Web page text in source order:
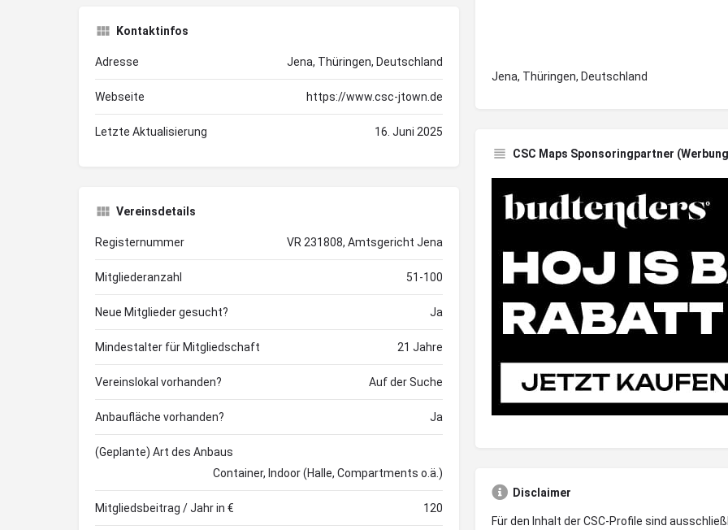
Kontaktinfos
Adresse Jena, Thüringen, Deutschland
Webseite https://www.csc-jtown.de
Letzte Aktualisierung 16. Juni 2025
Vereinsdetails
Registernummer VR 231808, Amtsgericht Jena
Mitgliederanzahl 51-100
Neue Mitglieder gesucht? Ja
Mindestalter für Mitgliedschaft 21 Jahre
Vereinslokal vorhanden? Auf der Suche
Anbaufläche vorhanden? Ja
(Geplante) Art des Anbaus
Container, Indoor (Halle, Compartments o.ä.)
Mitgliedsbeitrag / Jahr in € 120
Jena, Thüringen, Deutschland
CSC Maps Sponsoringpartner
Disclaimer
Für den Inhalt der CSC-Profile sind